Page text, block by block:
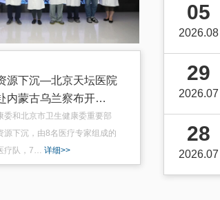
源下沉—北京天坛医院
内蒙古乌兰察布开…
委和北京市卫生健康委重要部
源下沉，由8名医疗专家组成的
疗队，7… 详细>>
05
2026.08
29
2026.07
28
2026.07
06
2026.08
03
2026.08
31
2026.07